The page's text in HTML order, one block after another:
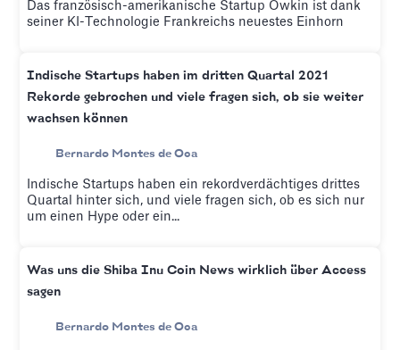
Das französisch-amerikanische Startup Owkin ist dank
seiner KI-Technologie Frankreichs neuestes Einhorn
Indische Startups haben im dritten Quartal 2021
Rekorde gebrochen und viele fragen sich, ob sie weiter
wachsen können
Bernardo Montes de Oca
Indische Startups haben ein rekordverdächtiges drittes
Quartal hinter sich, und viele fragen sich, ob es sich nur
um einen Hype oder ein...
Was uns die Shiba Inu Coin News wirklich über Access
sagen
Bernardo Montes de Oca